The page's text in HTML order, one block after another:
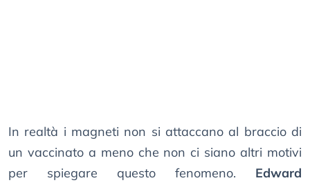
In realtà i magneti non si attaccano al braccio di
un vaccinato a meno che non ci siano altri motivi
per spiegare questo fenomeno. Edward